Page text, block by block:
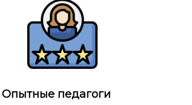
Опытные педагоги